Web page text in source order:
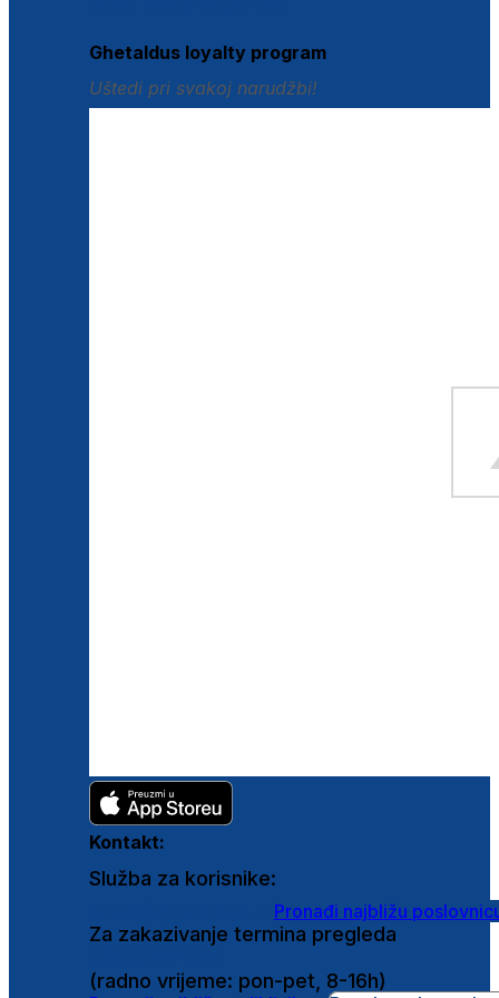
Ghetaldus loyalty program
Uštedi pri svakoj narudžbi!
Kontakt:
Služba za korisnike:
Pronađi najbližu
Za zakazivanje termina pregleda
(radno vrijeme: pon-pet, 8-16h)